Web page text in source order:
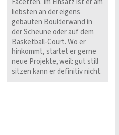
liebsten an der eigens
gebauten Boulderwand in
der Scheune oder auf dem
Basketball-Court. Wo er
hinkommt, startet er gerne
neue Projekte, weil: gut still
sitzen kann er definitiv nicht.